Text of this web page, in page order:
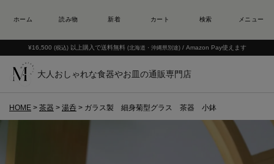
¥16,500 (税込) 以上購入で送料無料 (北海道・沖縄県別途) / Amazon Pay使えます
大人おしゃれな食器やお皿の通販専門店
HOME 茶器 湯呑 ガラス製 細身菊型グラス 茶器 小鉢